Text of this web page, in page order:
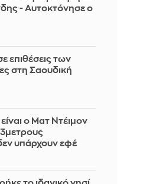
- Αυτοκτόνησε ο
επιθέσεις των
στη Σαουδική
ο Ματ Ντέιμον
υπάρχουν εφέ